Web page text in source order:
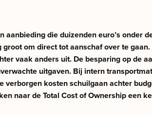
die duizenden euro’s onder
om direct tot aanschaf over te
vaak anders uit. De besparing op de
uitgaven. Bij intern
kosten schuilgaan achter
naar de Total Cost of Ownership een